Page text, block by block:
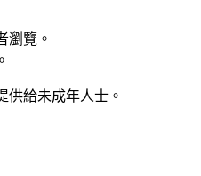
瀏覽。
供給未成年人士。